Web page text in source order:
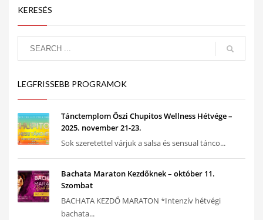
KERESÉS
LEGFRISSEBB PROGRAMOK
Tánctemplom Őszi Chupitos Wellness Hétvége –
2025. november 21-23.
Sok szeretettel várjuk a salsa és sensual tánco...
Bachata Maraton Kezdőknek – október 11.
Szombat
BACHATA KEZDŐ MARATON *Intenzív hétvégi
bachata...